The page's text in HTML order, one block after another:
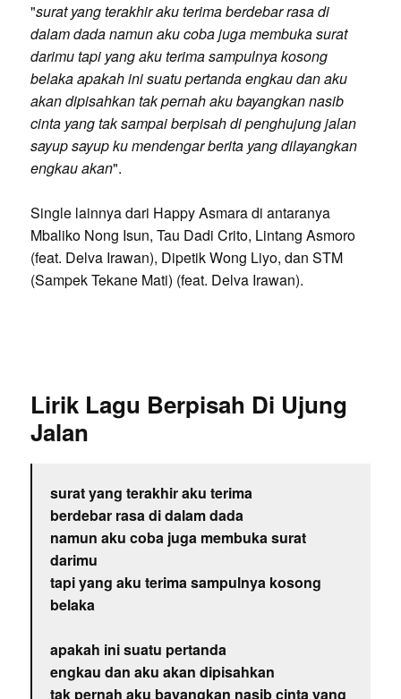
"surat yang terakhir aku terima berdebar rasa di
dalam dada namun aku coba juga membuka surat
darimu tapi yang aku terima sampulnya kosong
belaka apakah ini suatu pertanda engkau dan aku
akan dipisahkan tak pernah aku bayangkan nasib
cinta yang tak sampai berpisah di penghujung jalan
sayup sayup ku mendengar berita yang dilayangkan
engkau akan".
Single lainnya dari Happy Asmara di antaranya
Mbaliko Nong Isun, Tau Dadi Crito, Lintang Asmoro
(feat. Delva Irawan), Dipetik Wong Liyo, dan STM
(Sampek Tekane Mati) (feat. Delva Irawan).
Lirik Lagu Berpisah Di Ujung
Jalan
surat yang terakhir aku terima
berdebar rasa di dalam dada
namun aku coba juga membuka surat
darimu
tapi yang aku terima sampulnya kosong
belaka
apakah ini suatu pertanda
engkau dan aku akan dipisahkan
tak pernah aku bayangkan nasib cinta yang